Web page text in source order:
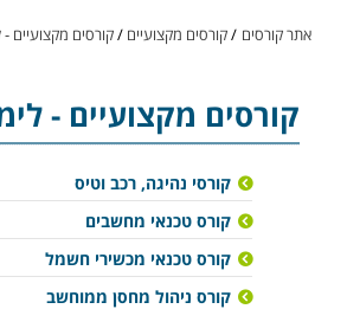
אתר קורסים /קורסים מקצועיים /קורסים מקצועיים -
קורסים מקצועיים-
קורסי נהיגה, רכב וטיס
קורס טכנאי מחשבים
קורס טכנאי מכשירי חשמל
קורס ניהול מחסן ממוחשב